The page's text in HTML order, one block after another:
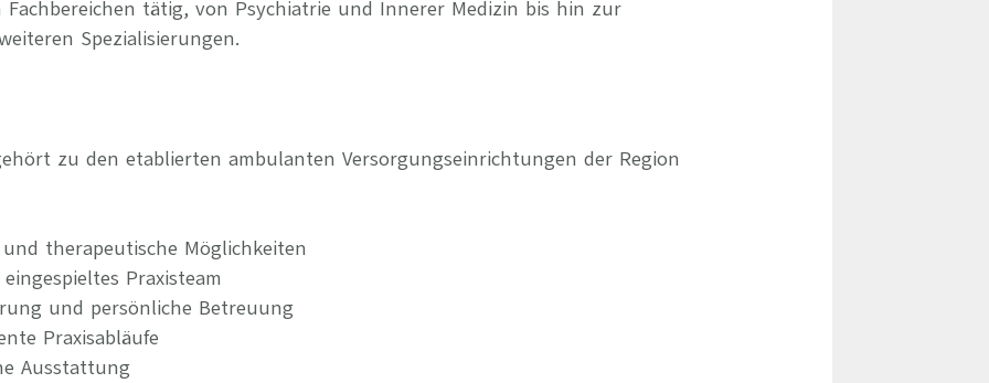
Fachbereichen tätig, von Psychiatrie und Innerer Medizin bis hin zur
Spezialisierungen.
zu den etablierten ambulanten Versorgungseinrichtungen der Region
therapeutische Möglichkeiten
Praxisteam
und persönliche Betreuung
Praxisabläufe
Ausstattung